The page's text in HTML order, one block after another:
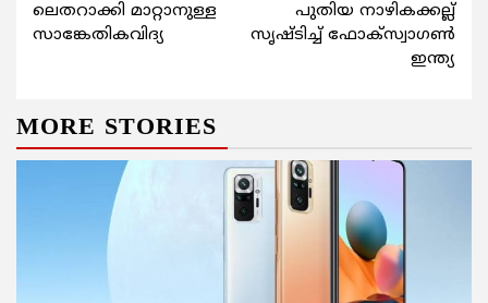
ലെതറാക്കി മാറ്റാനുള്ള
സാങ്കേതികവിദ്യ
പുതിയ നാഴികക്കല്ല്
സൃഷ്ടിച്ച് ഫോക്സ്വാഗണ്‍
ഇന്ത്യ
MORE STORIES